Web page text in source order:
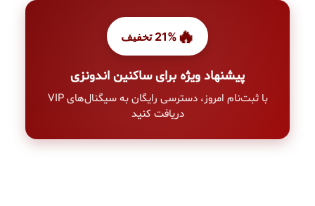
🔥 21% تخفیف
پیشنهاد ویژه برای ساکنین اندونزی
با ثبت‌نام امروز، دسترسی رایگان به سیگنال‌های VIP
دریافت کنید